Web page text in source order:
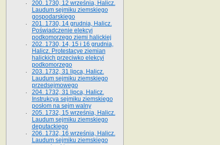
200. 1730, 12 września, Halicz.
Laudum sejmiku ziemskiego
gospodarskiego
201. 1730, 14 grudnia, Halicz.
Poświadczenie elekcyi
podkomorzego ziemi halickiej
202. 1730, 14, 15 i 16 grudnia,
Halicz. Protestacye ziemian
halickich przeciwko elekcyi
podkomorzego
203. 1732, 31 lipca, Halicz.
Laudum sejmiku ziemskiego
przedsejmowego
204. 1732, 31 lipca, Halicz.
Instrukcya sejmiku ziemskiego
posłom na sejm walny
205. 1732, 15 września, Halicz.
Laudum sejmiku ziemskiego
deputackiego
206. 1732, 16 września, Halicz.
Laudum sejmiku ziemskiego